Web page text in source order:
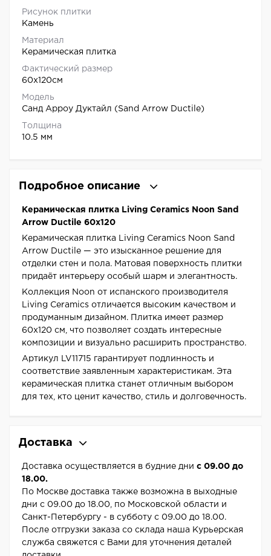
Рисунок плитки
Камень
Материал
Керамическая плитка
Фактический размер
60x120см
Модель
Санд Арроу Дуктайл (Sand Arrow Ductile)
Толщина
10.5 мм
Подробное описание
Керамическая плитка Living Ceramics Noon Sand
Arrow Ductile 60x120
Керамическая плитка Living Ceramics Noon Sand
Arrow Ductile — это изысканное решение для
отделки стен и пола. Матовая поверхность плитки
придаёт интерьеру особый шарм и элегантность.
Коллекция Noon от испанского производителя
Living Ceramics отличается высоким качеством и
продуманным дизайном. Плитка имеет размер
60x120 см, что позволяет создать интересные
композиции и визуально расширить пространство.
Артикул LV11715 гарантирует подлинность и
соответствие заявленным характеристикам. Эта
керамическая плитка станет отличным выбором
для тех, кто ценит качество, стиль и долговечность.
Доставка
Доставка осуществляется в будние дни с 09.00 до
18.00.
По Москве доставка также возможна в выходные
дни с 09.00 до 18.00, по Московской области и
Санкт-Петербургу - в субботу с 09.00 до 18.00.
После отгрузки заказа со склада наша Курьерская
служба свяжется с Вами для уточнения деталей